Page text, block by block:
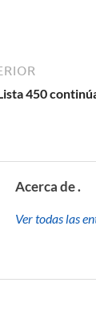
450
Acerca de .
Ver todas las